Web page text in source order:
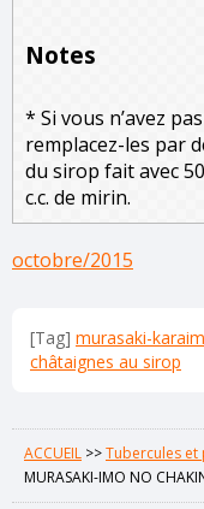
Notes
* Si vous n’avez
remplacez-les par
du sirop fait avec
c.c. de mirin.
octobre/2015
[Tag] murasaki-
châtaignes au sirop
ACCUEIL >>Tubercules
MURASAKI-IMO NO